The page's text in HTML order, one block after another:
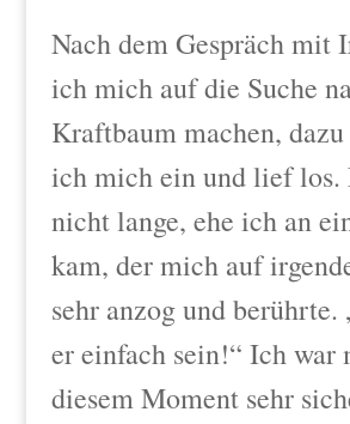
Nach dem Gespräch mit
ich mich auf die Suche
Kraftbaum machen,
ich mich ein und lief los.
nicht lange, ehe ich an
kam, der mich auf
sehr anzog und berührte.
er einfach sein!“ Ich war
diesem Moment sehr